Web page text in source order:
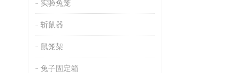
实验兔笼
斩鼠器
鼠笼架
兔子固定箱